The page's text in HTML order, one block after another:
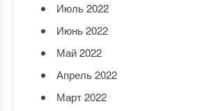
Июль 2022
Июнь 2022
Май 2022
Апрель 2022
Март 2022